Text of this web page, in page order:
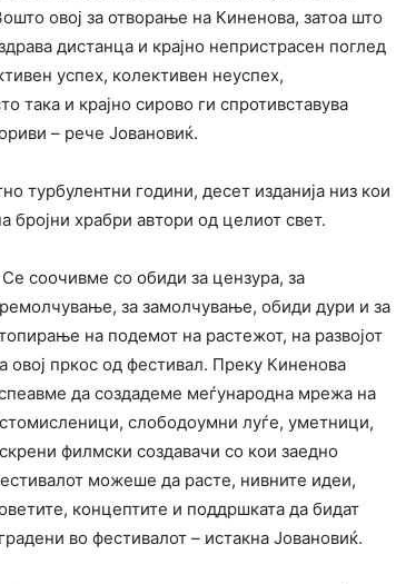
овој за отворање на Киненова, затоа што
дистанца и крајно непристрасен поглед
успех, колективен неуспех,
така и крајно сирово ги спротивставува
– рече Јовановиќ.
турбулентни години, десет изданија низ кои
храбри автори од целиот свет.
соочивме со обиди за цензура, за
за замолчување, обиди дури и за
на подемот на растежот, на развојот
овој пркос од фестивал. Преку Киненова
да создадеме меѓународна мрежа на
слободоумни луѓе, уметници,
филмски создавачи со кои заедно
можеше да расте, нивните идеи,
концептите и поддршката да бидат
во фестивалот – истакна Јовановиќ.